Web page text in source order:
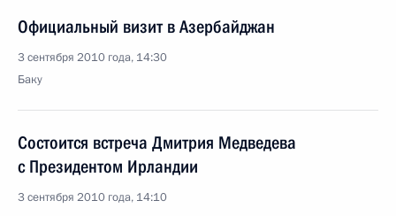
Официальный визит в Азербайджан
3 сентября 2010 года, 14:30
Баку
Состоится встреча Дмитрия Медведева
с Президентом Ирландии
3 сентября 2010 года, 14:10